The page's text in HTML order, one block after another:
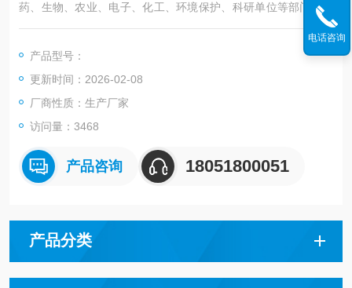
药、生物、农业、电子、化工、环境保护、科研单位等部门对物
品进行烘焙、干燥、溶解、消毒等用,
产品型号：
更新时间：2026-02-08
厂商性质：生产厂家
访问量：3468
产品咨询 18051800051
产品分类
电话咨询